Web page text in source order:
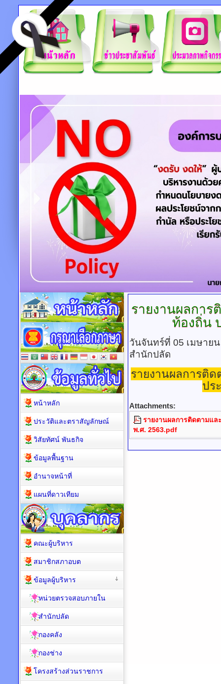
รายงานผลกา
ท้องถิ่น
วันจันทร์ที่ 05 เมษาย
สำนักปลัด
รายงานผลการติ
ปร
Attachments:
รายงานผลการติดตามแ
พ.ศ. 2563.pdf
หน้าหลัก
ประวัติและตราสัญลักษณ์
วิสัยทัศน์ พันธกิจ
ข้อมูลพื้นฐาน
อำนาจหน้าที่
แผนที่ดาวเทียม
คณะผู้บริหาร
สมาชิกสภาอบต
ข้อมูลผู้บริหาร
หน่วยตรวจสอบภายใน
สำนักปลัด
กองคลัง
กองช่าง
โครงสร้างส่วนราชการ